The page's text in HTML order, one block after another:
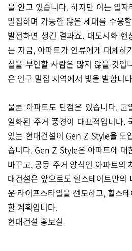
을 안고 있습니다. 하지만 이는 일
밀집하며 가능한 많은 세대를 수용
발전하면 생긴 결과죠. 대도시화 현
는 지금, 아파트가 인류에게 대체하
실을 부인할 사람은 많지 않을 것입
은 인구 밀집 지역에서 빛을 발합니
물론 아파트도 단점은 있습니다. 균
일화된 주거 풍경이 대표적입니다.
있는 현대건설이 Gen Z Style을 도
습니다. Gen Z Style은 아파트에 대
바꾸고, 공동 주거 양식인 아파트의
대건설은 앞으로도 힐스테이트만의
운 라이프스타일을 선도하고, 힐스
할 계획입니다.
현대건설 홍보실